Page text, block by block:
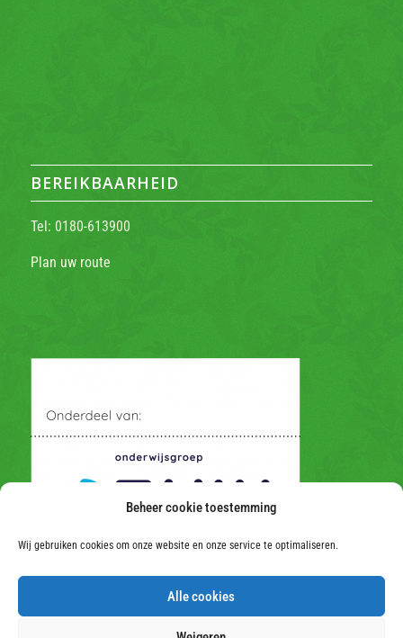
Beheer cookie toestemming
Wij gebruiken cookies om onze website en onze service te optimaliseren.
Alle cookies
BEREIKBAARHEID
Tel: 0180-613900
Plan uw route